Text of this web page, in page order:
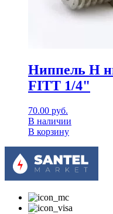
Ниппель Н
FITT 1/4"
70.00 руб.
В наличии
В корзину